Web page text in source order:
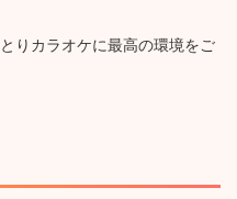
りカラオケに最高の環境をご